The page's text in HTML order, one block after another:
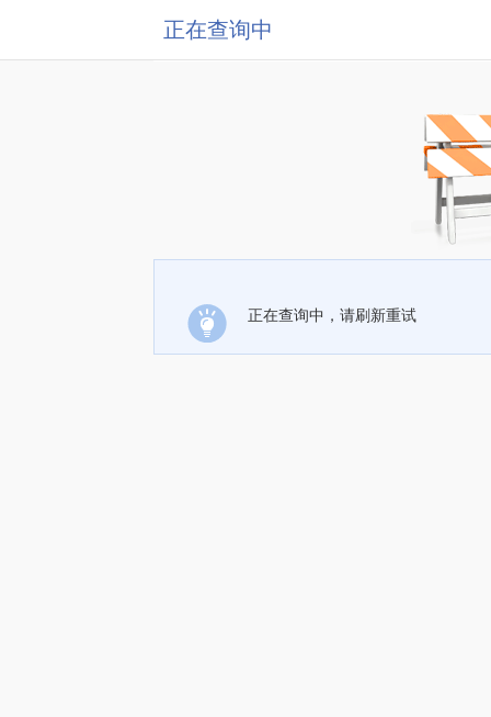
正在查询中
正在查询中，请刷新重试